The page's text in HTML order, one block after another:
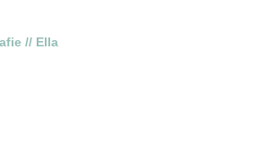
// Ella